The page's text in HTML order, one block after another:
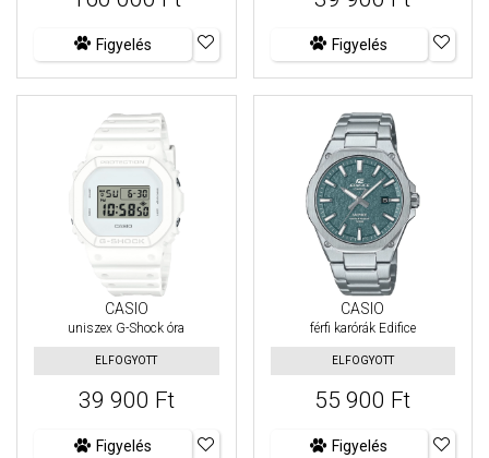
Figyelés Figyelés
CASIO
uniszex G-Shock óra
ELFOGYOTT
39 900 Ft
Figyelés
CASIO
férfi karórák Edifice
ELFOGYOTT
55 900 Ft
Figyelés